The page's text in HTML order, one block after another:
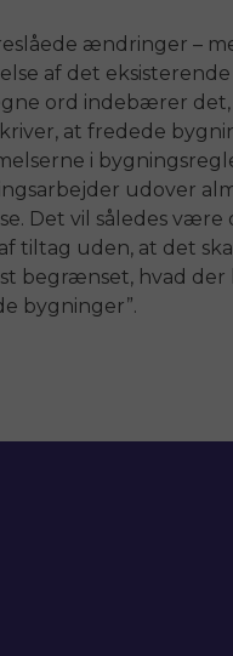
ændringer –
af det eksisterende
ord indebærer
at fredede
i
udover
Det vil således
tiltag uden, at det
begrænset, hvad der
bygninger”.